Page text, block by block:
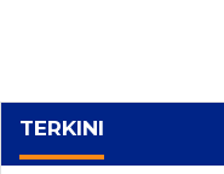
TERKINI